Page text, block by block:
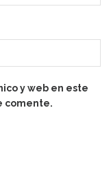
y web en este
comente.